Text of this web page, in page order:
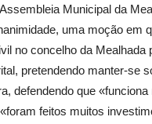
Municipal da
uma moção em
no concelho da Mealhada
pretendendo manter-se
defendendo que
feitos muitos